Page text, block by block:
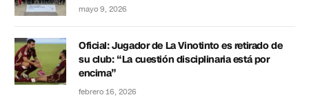
mayo 9, 2026
Oficial: Jugador de La Vinotinto es retirado de
su club: “La cuestión disciplinaria está por
encima”
febrero 16, 2026